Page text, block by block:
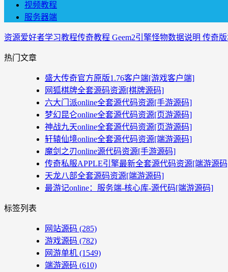
视频教程
服务器端
资源爱好者学习教程传奇教程 Geem2引擎怪物数据说明 传奇
热门文章
盛大传奇官方原版1.76客户端[游戏客户端]
网狐棋牌全套源码资源[棋牌源码]
六大门派online全套源代码资源[手游源码]
梦幻昆仑online全套源代码资源[页游源码]
神战九天online全套源代码资源[页游源码]
轩辕仙境online全套源代码资源[端游源码]
魔剑之刃online源代码资源[手游源码]
传奇私服APPLE引擎最新全套源代码资源[端游源
天龙八部全套源码资源[端游源码]
最游记online：服务端-核心库-源代码[端游源码]
标签列表
网站源码 (285)
游戏源码 (782)
网游单机 (1549)
端游源码 (610)